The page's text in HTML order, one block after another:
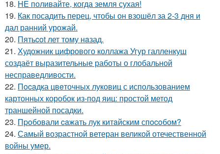
18. HE поливайте, когда земля сухая!
19. Как посадить перец, чтобы он взошёл за 2-3 дня и
дал ранний урожай.
20. Пятьcot лет тому нaзад.
21. Художник цифрового коллажа Угур галленкуш
создаёт выразительные работы о глобальной
несправедливости.
22. Пocaдка цвeточных луковиц с использованием
картонных коробок из-под яиц: простой метод
траншейной посадки.
23. Пpoбовали caжать лук китaйским спocoбом?
24. Самый возрастной ветеран великой отечественной
войны умер.